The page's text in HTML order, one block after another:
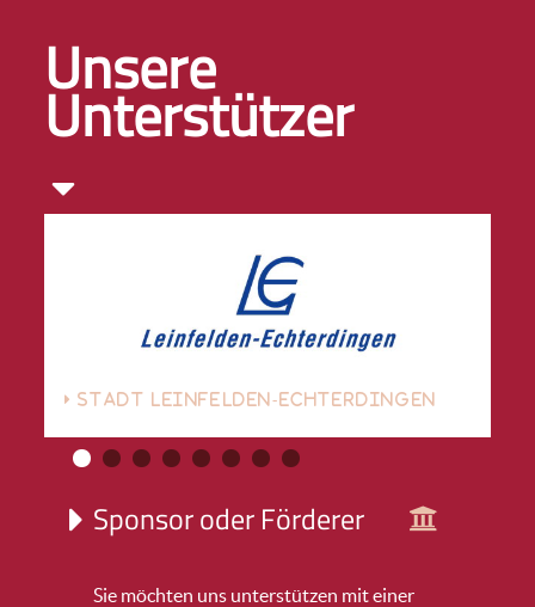
Unsere
Unterstützer
STADT LEINFELDEN-ECHTERDINGEN
Sponsor oder Förderer
Sie möchten uns unterstützen mit einer